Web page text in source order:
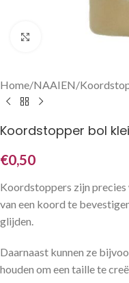
Klik om te
Home NAAIEN
Koordstopper bol
€0,50
Koordstoppers zijn precies
van een koord te
glijden.
Daarnaast kunnen ze
houden om een taille te